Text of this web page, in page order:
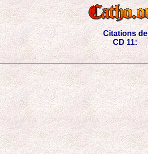
Citations de
CD 11: